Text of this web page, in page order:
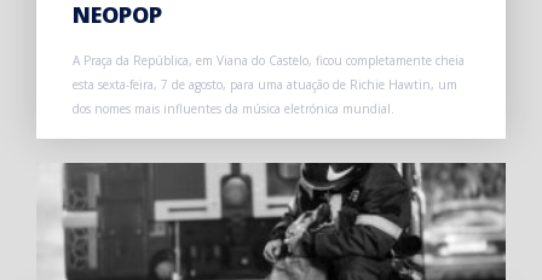
NEOPOP
A Praça da República, em Viana do Castelo, ficou completamente cheia
esta sexta-feira, 7 de agosto, para uma atuação de Richie Hawtin, um
dos nomes mais influentes da música eletrónica mundial.